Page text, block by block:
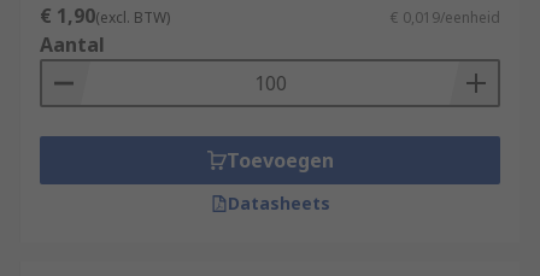
€ 1,90(excl. BTW) € 0,019/eenheid
Aantal
Toevoegen
Datasheets